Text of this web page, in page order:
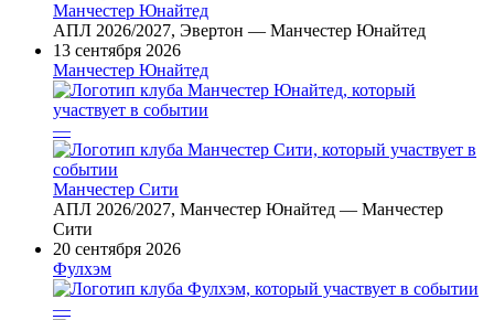
Манчестер Юнайтед
АПЛ 2026/2027, Эвертон — Манчестер Юнайтед
13 сентября 2026
Манчестер Юнайтед
—
Манчестер Сити
АПЛ 2026/2027, Манчестер Юнайтед — Манчестер
Сити
20 сентября 2026
Фулхэм
—